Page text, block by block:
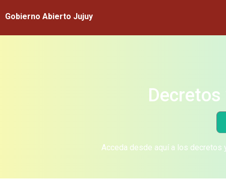
Gobierno Abierto Jujuy
Acceda desde aquí a los